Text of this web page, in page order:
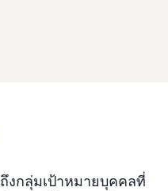
งกลุ่มเป้าหมายบุคคลที่